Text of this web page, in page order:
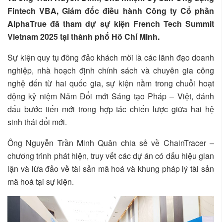
Fintech VBA, Giám đốc điều hành Công ty Cổ phần
AlphaTrue đã tham dự sự kiện French Tech Summit
Vietnam 2025 tại thành phố Hồ Chí Minh.
Sự kiện quy tụ đông đảo khách mời là các lãnh đạo doanh
nghiệp, nhà hoạch định chính sách và chuyên gia công
nghệ đến từ hai quốc gia, sự kiện nằm trong chuỗi hoạt
động kỷ niệm Năm Đổi mới Sáng tạo Pháp – Việt, đánh
dấu bước tiến mới trong hợp tác chiến lược giữa hai hệ
sinh thái đổi mới.
Ông Nguyễn Trần Minh Quân chia sẻ về ChainTracer –
chương trình phát hiện, truy vết các dự án có dấu hiệu gian
lận và lừa đảo về tài sản mã hoá và khung pháp lý tài sản
mã hoá tại sự kiện.